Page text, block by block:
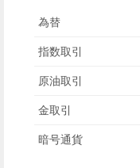
為替
指数取引
原油取引
金取引
暗号通貨